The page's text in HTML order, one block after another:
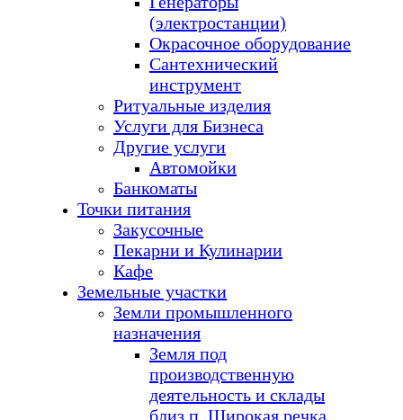
(электростанции)
Окрасочное оборудование
Сантехнический
инструмент
Ритуальные изделия
Услуги для Бизнеса
Другие услуги
Автомойки
Банкоматы
Точки питания
Закусочные
Пекарни и Кулинарии
Кафе
Земельные участки
Земли промышленного
назначения
Земля под
производственную
деятельность и склады
близ п. Широкая речка